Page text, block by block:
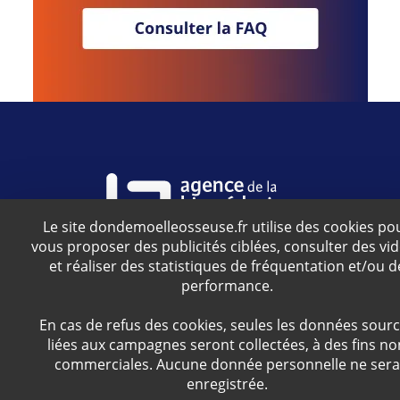
Agence relevant du ministère de la Santé
FacebookTwitterYouTubeInstagram
S'inscrire à la newsletter
Le site dondemoelleosseuse.fr utilise des cookies
vous proposer des publicités ciblées, consulter des
et réaliser des statistiques de fréquentation et/ou
performance.
En cas de refus des cookies, seules les données
liées aux campagnes seront collectées, à des fins
commerciales. Aucune donnée personnelle ne sera
enregistrée.